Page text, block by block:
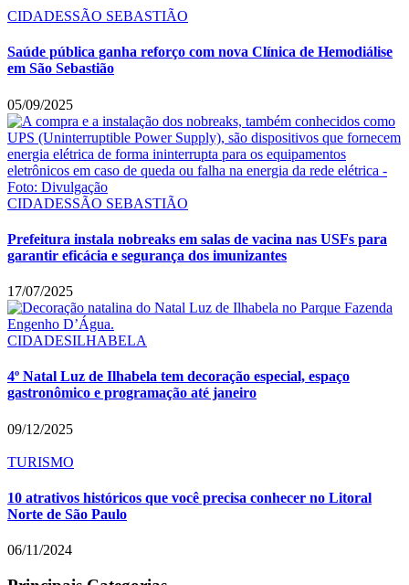
CIDADESSÃO SEBASTIÃO
Saúde pública ganha reforço com nova Clínica de Hemodiálise
em São Sebastião
05/09/2025
CIDADESSÃO SEBASTIÃO
Prefeitura instala nobreaks em salas de vacina nas USFs para
garantir eficácia e segurança dos imunizantes
17/07/2025
CIDADESILHABELA
4º Natal Luz de Ilhabela tem decoração especial, espaço
gastronômico e programação até janeiro
09/12/2025
TURISMO
10 atrativos históricos que você precisa conhecer no Litoral
Norte de São Paulo
06/11/2024